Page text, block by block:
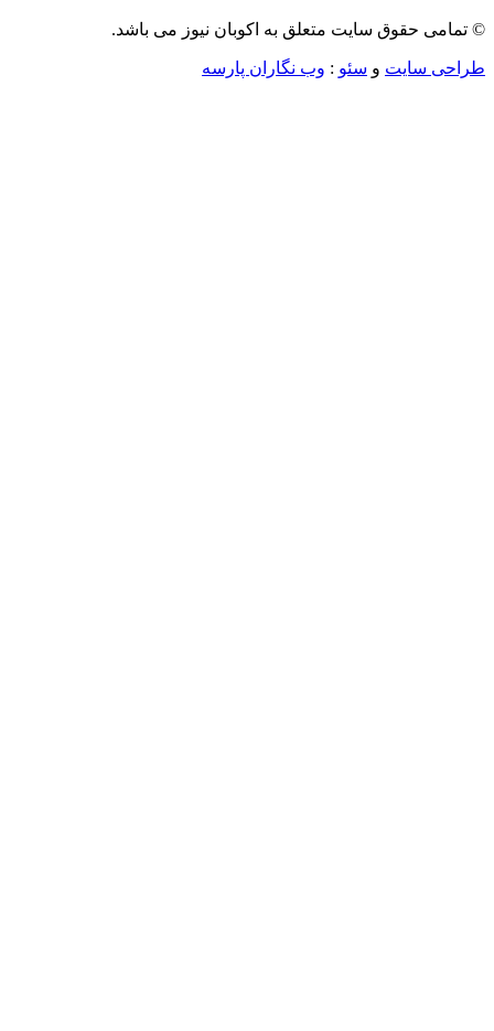
حقوق سایت متعلق به اکوبان نیوز می باشد.
سایت وسئو : وب نگاران پارسه